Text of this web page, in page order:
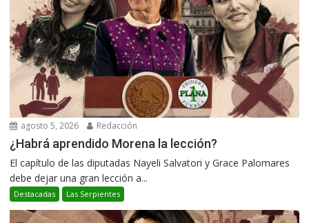
agosto 5, 2026 Redacción
¿Habrá aprendido Morena la lección?
El capítulo de las diputadas Nayeli Salvatori y Grace Palomares
debe dejar una gran lección a...
Destacadas Las Serpientes